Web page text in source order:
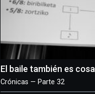
El baile también es
Crónicas — Parte 32